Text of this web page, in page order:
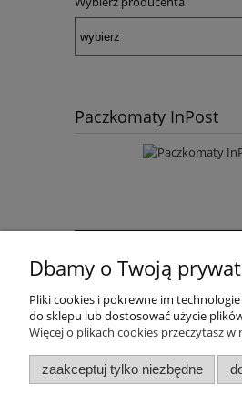
Paczkomaty InPost
Pomoc
Zwroty i reklamacje
Regulaminy
Dbamy o Twoją
Pliki cookies i pokrewne im
do sklepu lub dostosować użycie
Więcej o plikach cookies przeczytasz
zaakceptuj tylko niezbędne